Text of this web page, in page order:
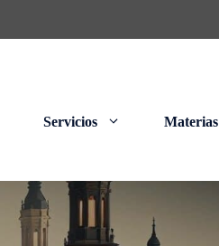
Servicios Materias